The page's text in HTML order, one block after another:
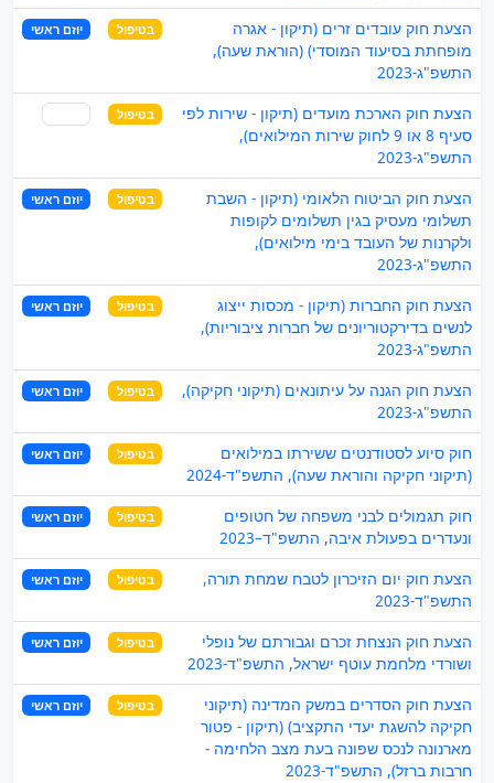
הצעת חוק עובדים זרים (תיקון - אגרה
מופחתת בסיעוד המוסדי) (הוראת שעה),
התשפ"ג-2023
בטיפול יוזם ראשי
הצעת חוק הארכת מועדים (תיקון - שירות לפי
סעיף 8 או 9 לחוק שירות המילואים),
התשפ"ג-2023
בטיפול
הצעת חוק הביטוח הלאומי (תיקון - השבת
תשלומי מעסיק בגין תשלומים לקופות
ולקרנות של העובד בימי מילואים),
התשפ"ג-2023
בטיפול יוזם ראשי
הצעת חוק החברות (תיקון - מכסות ייצוג
לנשים בדירקטוריונים של חברות ציבוריות),
התשפ"ג-2023
בטיפול יוזם ראשי
הצעת חוק הגנה על עיתונאים (תיקוני חקיקה),
התשפ"ג-2023
בטיפול יוזם ראשי
חוק סיוע לסטודנטים ששירתו במילואים
(תיקוני חקיקה והוראת שעה), התשפ"ד-2024
בטיפול יוזם ראשי
חוק תגמולים לבני משפחה של חטופים
ונעדרים בפעולת איבה, התשפ"ד–2023
בטיפול יוזם ראשי
הצעת חוק יום הזיכרון לטבח שמחת תורה,
התשפ"ד-2023
בטיפול יוזם ראשי
הצעת חוק הנצחת זכרם וגבורתם של נופלי
ושורדי מלחמת עוטף ישראל, התשפ"ד-2023
בטיפול יוזם ראשי
הצעת חוק הסדרים במשק המדינה (תיקוני
חקיקה להשגת יעדי התקציב) (תיקון - פטור
מארנונה לנכס שפונה בעת מצב הלחימה -
חרבות ברזל), התשפ"ד-2023
בטיפול יוזם ראשי